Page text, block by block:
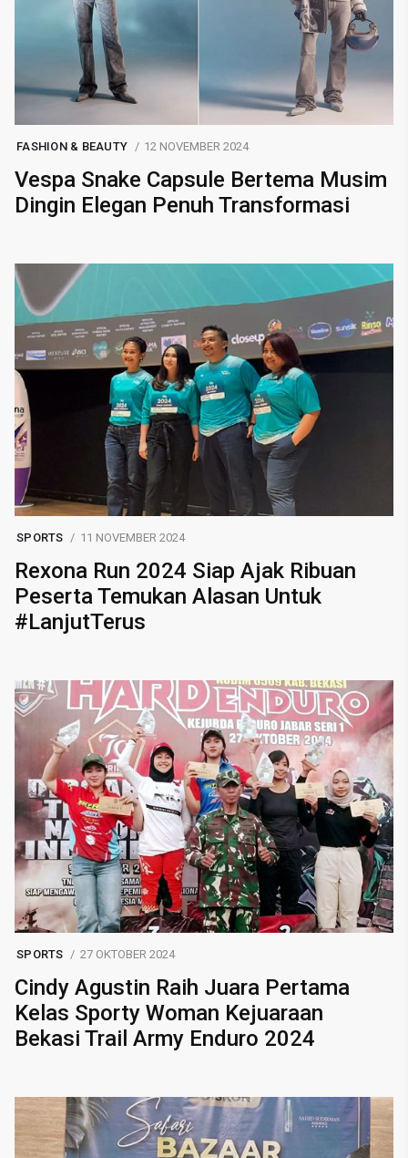
FASHION & BEAUTY 12 NOVEMBER 2024
Vespa Snake Capsule Bertema Musim
Dingin Elegan Penuh Transformasi
SPORTS 11 NOVEMBER 2024
Rexona Run 2024 Siap Ajak Ribuan
Peserta Temukan Alasan Untuk
#LanjutTerus
SPORTS 27 OKTOBER 2024
Cindy Agustin Raih Juara Pertama
Kelas Sporty Woman Kejuaraan
Bekasi Trail Army Enduro 2024